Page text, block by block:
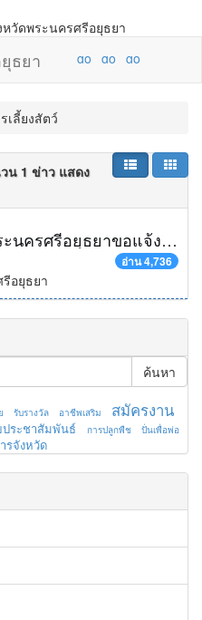
ธยา
เลี้ยงสัตว์
น 1 ข่าว แสดง
สำนักงานประมงจังหวัดพระนครศรีอยุธยาขอแจ้งราคากลางโครงการส่งเสริมการเลี้ยงสัตว์น้ำช่วยเหลือเกษตรกรที่ได้รับผลกระทบจากภัยแล้งปี 2558
อ่าน 4,736
อยุธยา
ค้นหา
รับรางวัล อาชีพเสริม สมัครงาน
ประชาสัมพันธ์ การปลูกพืช ปั่นเพื่อพ่อ
รจังหวัด